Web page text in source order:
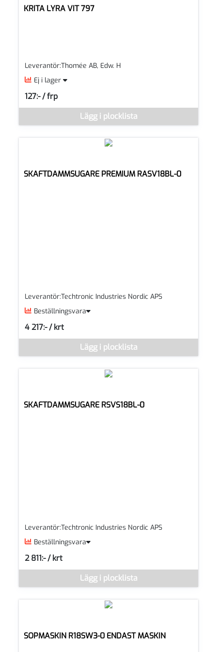
KRITA LYRA VIT 797
Leverantör:Thomée AB, Edw. H
Ej i lager
Denna vara går inte att beställa via webben just nu, vänligen
Lägg i plocklista
127:- / frp
SEK per FRP
SKAFTDAMMSUGARE PREMIUM RASV18BL-0
Leverantör:Techtronic Industries Nordic APS
Beställningsvara
Denna vara går inte att beställa via webben just nu, vänligen
Lägg i plocklista
4 217:- / krt
SEK per KRT
SKAFTDAMMSUGARE RSVS18BL-0
Leverantör:Techtronic Industries Nordic APS
Beställningsvara
Denna vara går inte att beställa via webben just nu, vänligen
Lägg i plocklista
2 811:- / krt
SEK per KRT
SOPMASKIN R18SW3-0 ENDAST MASKIN